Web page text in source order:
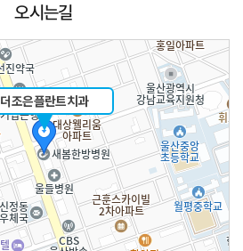
오시는길
더조은플란트치과